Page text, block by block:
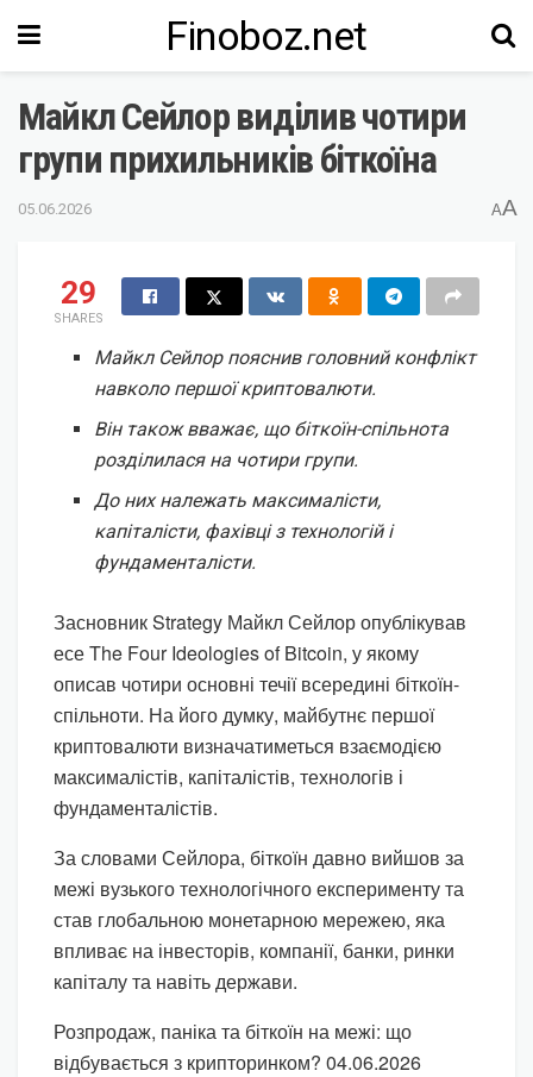
Finoboz.net
Майкл Сейлор виділив чотири
групи прихильників біткоїна
05.06.2026 AA
29
SHARES
Майкл Сейлор пояснив головний конфлікт
навколо першої криптовалюти.
Він також вважає, що біткоїн-спільнота
розділилася на чотири групи.
До них належать максималісти,
капіталісти, фахівці з технологій і
фундаменталісти.
Засновник Strategy Майкл Сейлор опублікував
есе The Four Ideologies of Bitcoin, у якому
описав чотири основні течії всередині біткоїн-
спільноти. На його думку, майбутнє першої
криптовалюти визначатиметься взаємодією
максималістів, капіталістів, технологів і
фундаменталістів.
За словами Сейлора, біткоїн давно вийшов за
межі вузького технологічного експерименту та
став глобальною монетарною мережею, яка
впливає на інвесторів, компанії, банки, ринки
капіталу та навіть держави.
Розпродаж, паніка та біткоїн на межі: що
відбувається з крипторинком? 04.06.2026